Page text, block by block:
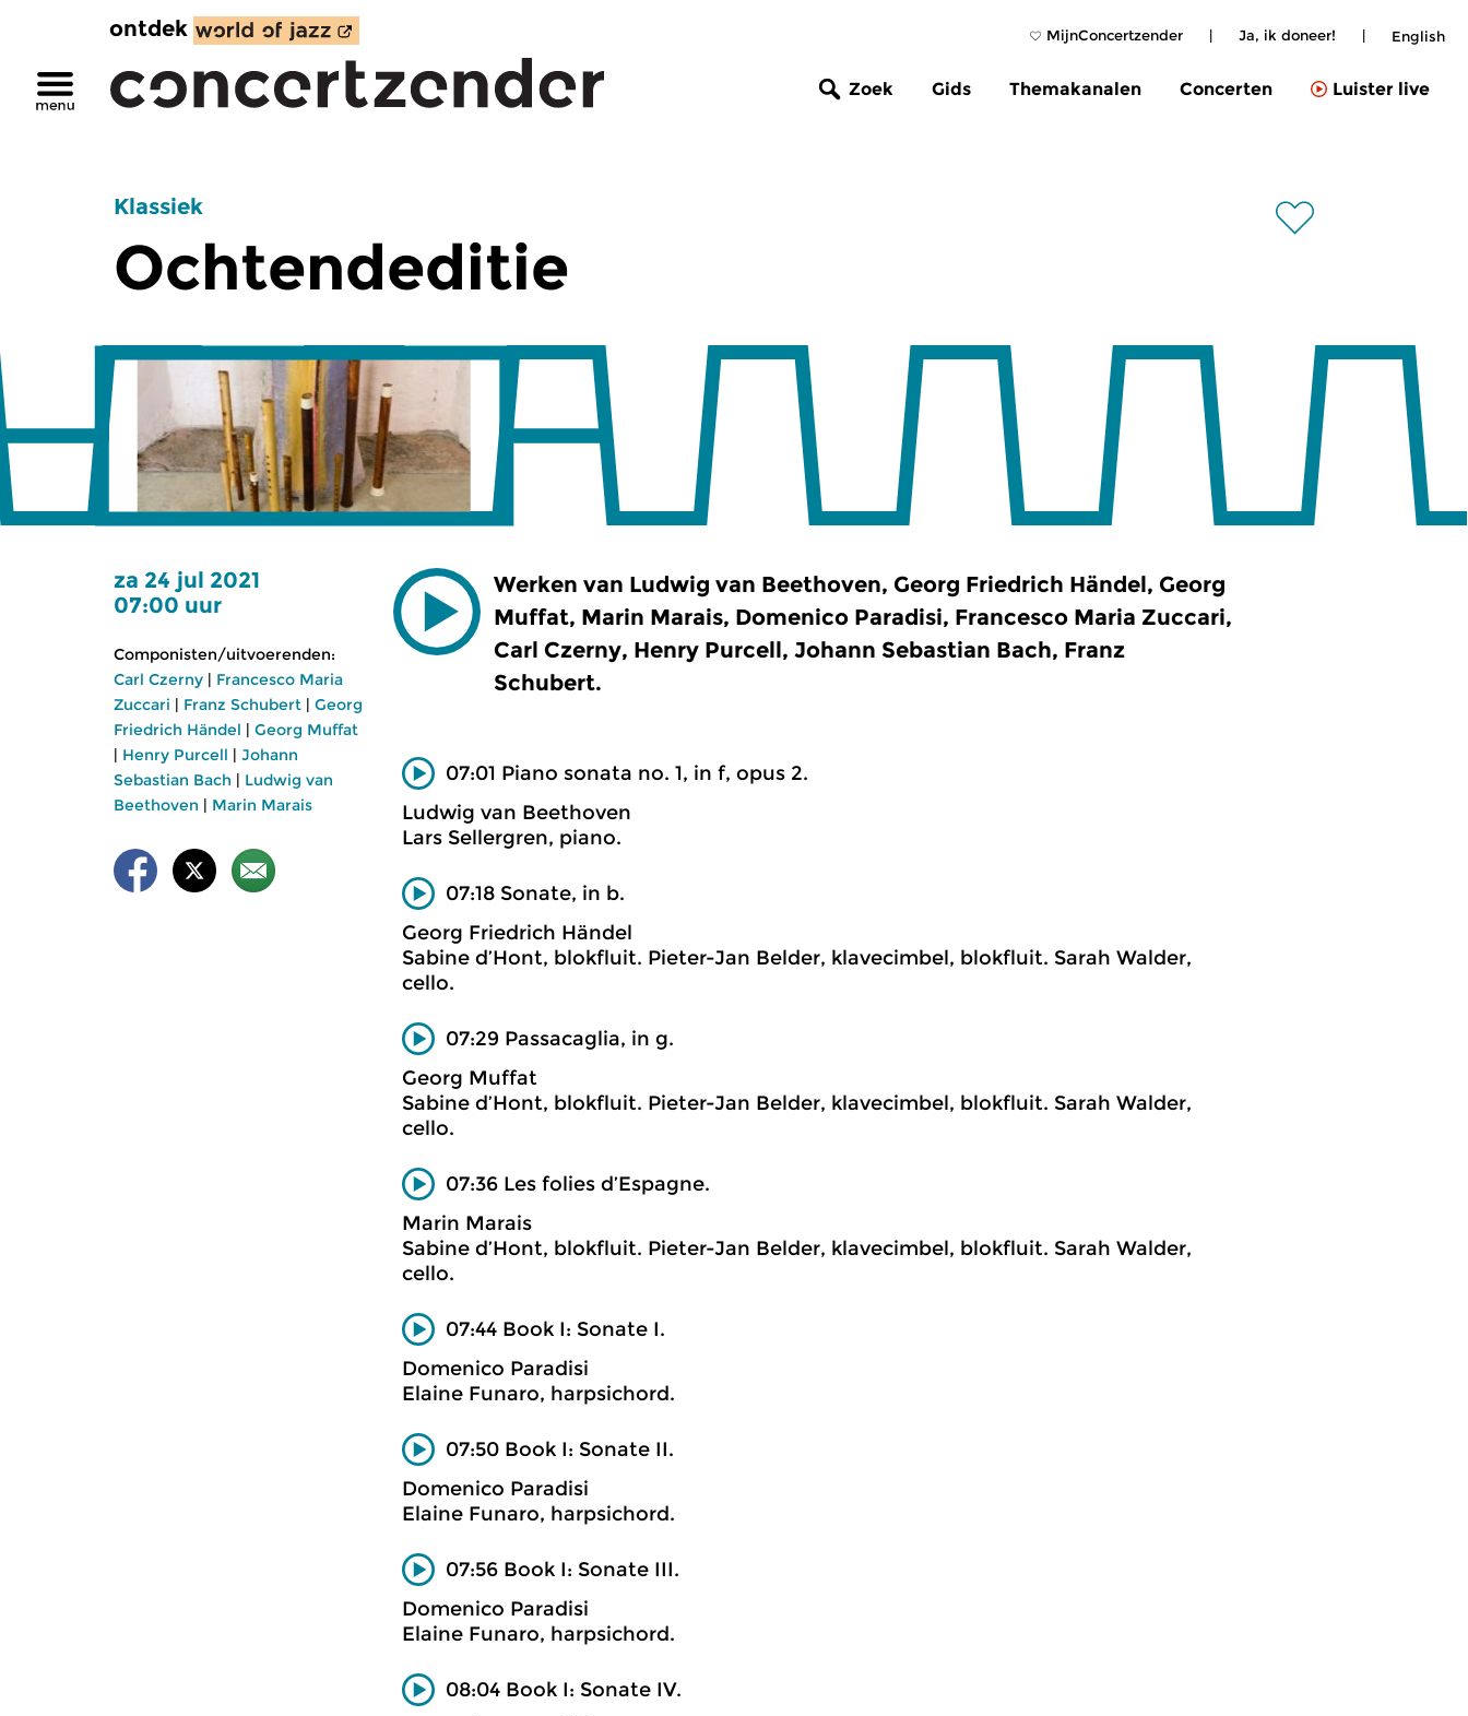
MijnConcertzender | Ja, ik doneer! | English
ontdek
Zoek Gids Themakanalen Concerten Luister live
Klassiek
Ochtendeditie
za 24 jul 2021
07:00 uur
Componisten/uitvoerenden:
Carl Czerny | Francesco Maria
Zuccari | Franz Schubert | Georg
Friedrich Händel | Georg Muffat
| Henry Purcell | Johann
Sebastian Bach | Ludwig van
Beethoven | Marin Marais
Werken van Ludwig van Beethoven, Georg Friedrich Händel, Georg
Muffat, Marin Marais, Domenico Paradisi, Francesco Maria Zuccari,
Carl Czerny, Henry Purcell, Johann Sebastian Bach, Franz
Schubert.
07:01 Piano sonata no. 1, in f, opus 2.
Ludwig van Beethoven
Lars Sellergren, piano.
07:18 Sonate, in b.
Georg Friedrich Händel
Sabine d’Hont, blokfluit. Pieter-Jan Belder, klavecimbel, blokfluit. Sarah Walder,
cello.
07:29 Passacaglia, in g.
Georg Muffat
Sabine d’Hont, blokfluit. Pieter-Jan Belder, klavecimbel, blokfluit. Sarah Walder,
cello.
07:36 Les folies d’Espagne.
Marin Marais
Sabine d’Hont, blokfluit. Pieter-Jan Belder, klavecimbel, blokfluit. Sarah Walder,
cello.
07:44 Book I: Sonate I.
Domenico Paradisi
Elaine Funaro, harpsichord.
07:50 Book I: Sonate II.
Domenico Paradisi
Elaine Funaro, harpsichord.
07:56 Book I: Sonate III.
Domenico Paradisi
Elaine Funaro, harpsichord.
08:04 Book I: Sonate IV.